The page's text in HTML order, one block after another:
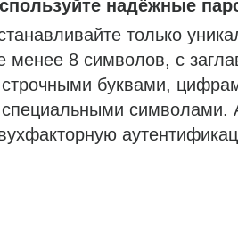
надёжные
только
менее 8 символов, с
буквами,
символами.